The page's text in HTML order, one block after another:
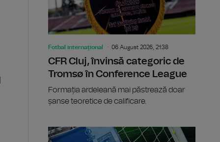
Fotbal internațional 06 August 2026, 21:38
CFR Cluj, învinsă categoric de
Tromsø în Conference League
Formația ardeleană mai păstrează doar
șanse teoretice de calificare.